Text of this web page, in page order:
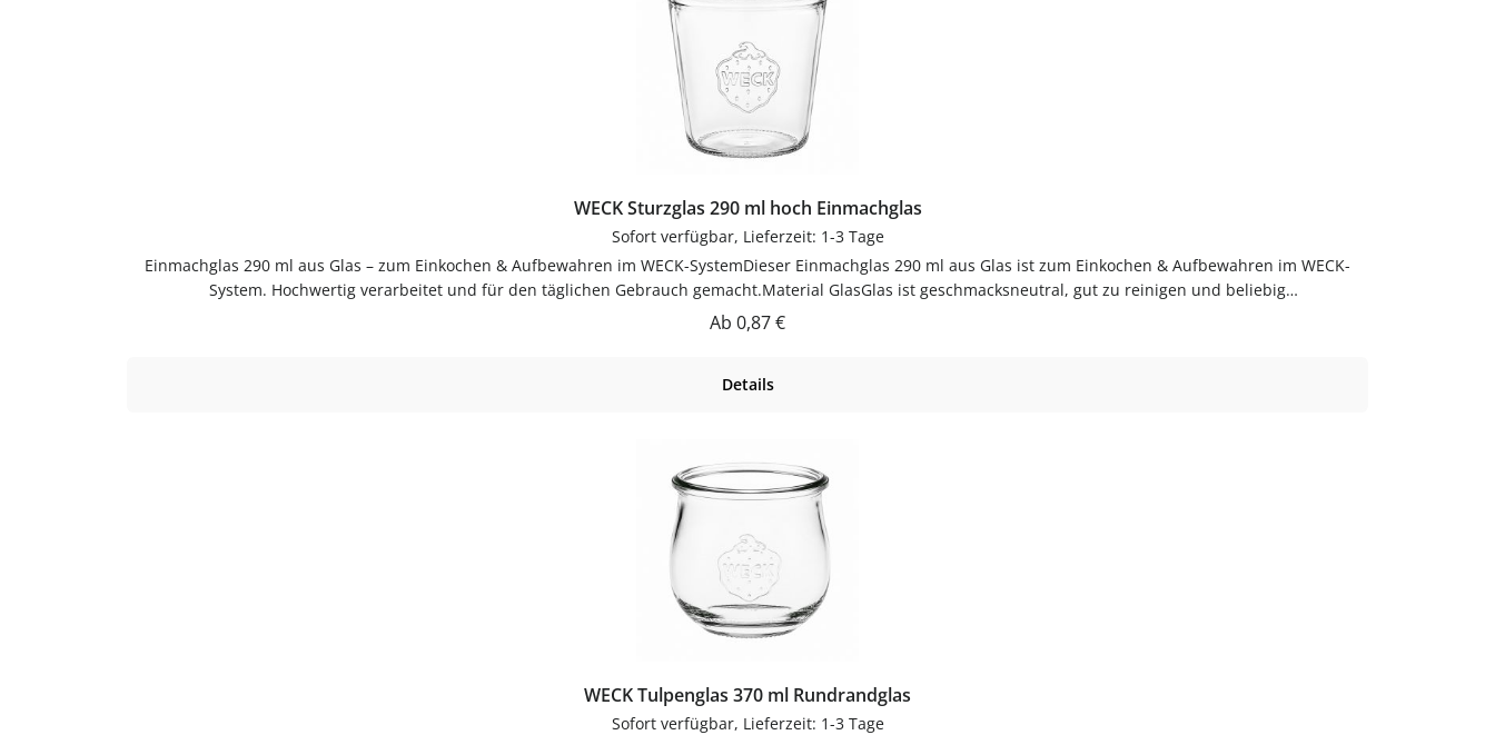
WECK Sturzglas 290 ml hoch Einmachglas
Sofort verfügbar, Lieferzeit: 1-3 Tage
Einmachglas 290 ml aus Glas – zum Einkochen & Aufbewahren im WECK-SystemDieser Einmachglas 290 ml aus Glas ist zum Einkochen & Aufbewahren im WECK-
System. Hochwertig verarbeitet und für den täglichen Gebrauch gemacht.Material GlasGlas ist geschmacksneutral, gut zu reinigen und beliebig
wiederbefüllbar.Produktdetails auf einen BlickFüllmenge: ca. 290 mlMaterial: GlasSpülmaschinengeeignetVielseitig einsetzbarUnsere Einmachgläser sind Zum
Regulärer Preis:
Ab 0,87 €
Details
WECK Tulpenglas 370 ml Rundrandglas
Sofort verfügbar, Lieferzeit: 1-3 Tage